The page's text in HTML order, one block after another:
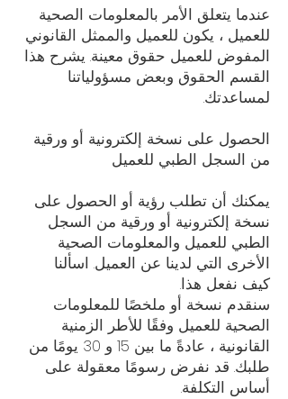
عندما يتعلق الأمر بالمعلومات الصحية
للعميل ، يكون للعميل والممثل القانوني
المفوض للعميل حقوق معينة. يشرح هذا
القسم الحقوق وبعض مسؤولياتنا
لمساعدتك.
الحصول على نسخة إلكترونية أو ورقية
من السجل الطبي للعميل
يمكنك أن تطلب رؤية أو الحصول على
نسخة إلكترونية أو ورقية من السجل
الطبي للعميل والمعلومات الصحية
الأخرى التي لدينا عن العميل. اسألنا
كيف نفعل هذا.
سنقدم نسخة أو ملخصًا للمعلومات
الصحية للعميل وفقًا للأطر الزمنية
القانونية ، عادةً ما بين 15 و 30 يومًا من
طلبك. قد نفرض رسومًا معقولة على
أساس التكلفة.